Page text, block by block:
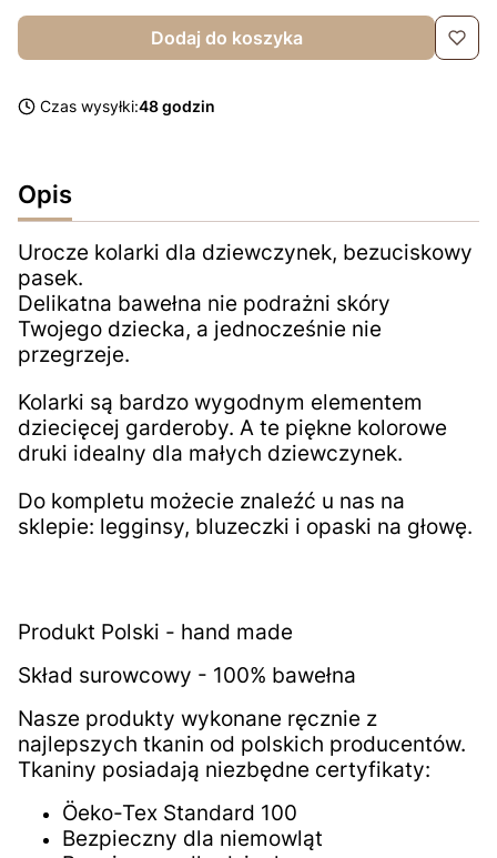
Dodaj do koszyka
Czas wysyłki:48 godzin
Opis
Urocze kolarki dla dziewczynek, bezuciskowy
pasek.
Delikatna bawełna nie podrażni skóry
Twojego dziecka, a jednocześnie nie
przegrzeje.
Kolarki są bardzo wygodnym elementem
dziecięcej garderoby. A te piękne kolorowe
druki idealny dla małych dziewczynek.
Do kompletu możecie znaleźć u nas na
sklepie: legginsy, bluzeczki i opaski na głowę.
Produkt Polski - hand made
Skład surowcowy - 100% bawełna
Nasze produkty wykonane ręcznie z
najlepszych tkanin od polskich producentów.
Tkaniny posiadają niezbędne certyfikaty:
Öeko-Tex Standard 100
Bezpieczny dla niemowląt